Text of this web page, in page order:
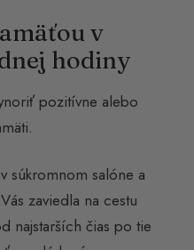
v
hodiny
pozitívne alebo
súkromnom salóne a
zaviedla na cestu
najstarších čias po tie